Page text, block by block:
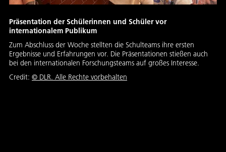
Präsentation der Schülerinnen und Schüler vor
internationalem Publikum
Zum Abschluss der Woche stellten die Schulteams ihre ersten
Ergebnisse und Erfahrungen vor. Die Präsentationen stießen auch
bei den internationalen Forschungsteams auf großes Interesse.
Credit: © DLR. Alle Rechte vorbehalten